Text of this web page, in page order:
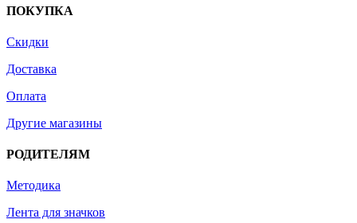
ПОКУПКА
Скидки
Доставка
Оплата
Другие магазины
РОДИТЕЛЯМ
Методика
Лента для значков